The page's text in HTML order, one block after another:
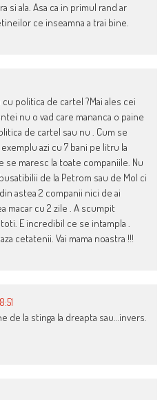
si ala. Asa ca in primul rand ar
ce inseamna a trai bine.
politica de cartel ?Mai ales cei
nu o vad care mananca o paine
de cartel sau nu . Cum se
azi cu 7 bani pe litru la
maresc la toate companiile. Nu
de la Petrom sau de Mol ci
astea 2 companii nici de ai
macar cu 2 zile . A scumpit
E incredibil ce se intampla .
cetatenii. Vai mama noastra !!!
de la stinga la dreapta sau…invers.